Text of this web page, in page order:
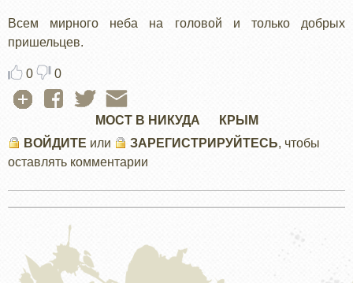
Всем мирного неба на головой и только добрых
пришельцев.
0 0
МОСТ В НИКУДА
КРЫМ
ВОЙДИТЕ или ЗАРЕГИСТРИРУЙТЕСЬ, чтобы
оставлять комментарии